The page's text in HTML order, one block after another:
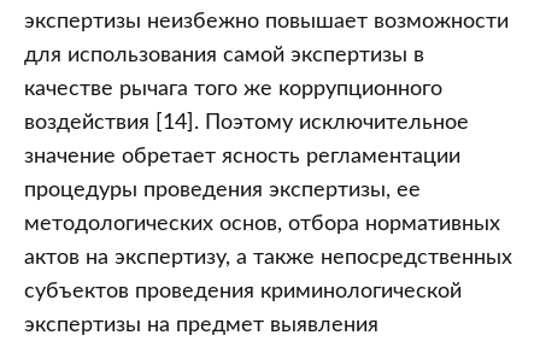
экспертизы неизбежно повышает возможности
для использования самой экспертизы в
качестве рычага того же коррупционного
воздействия [14]. Поэтому исключительное
значение обретает ясность регламентации
процедуры проведения экспертизы, ее
методологических основ, отбора нормативных
актов на экспертизу, а также непосредственных
субъектов проведения криминологической
экспертизы на предмет выявления